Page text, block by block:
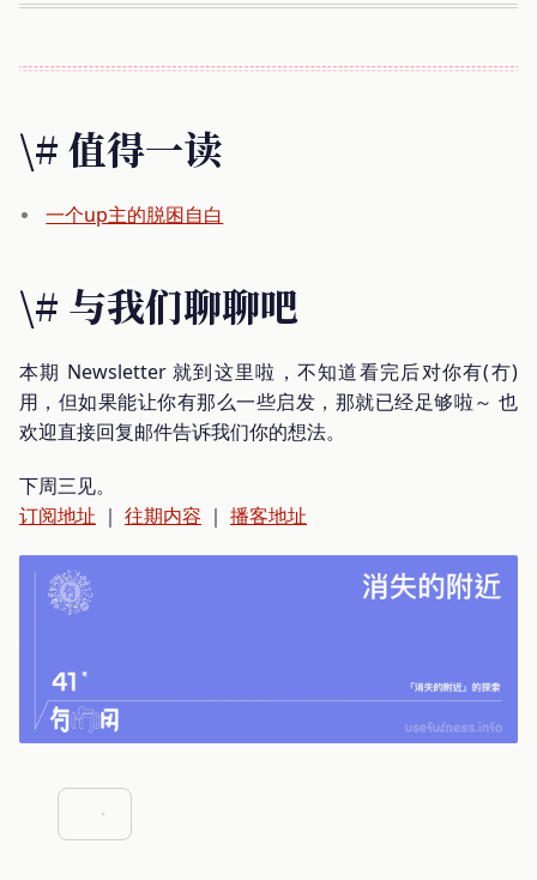
\# 值得一读
一个up主的脱困自白
\# 与我们聊聊吧
本期 Newsletter 就到这里啦，不知道看完后对你有(冇)
用，但如果能让你有那么一些启发，那就已经足够啦～ 也
欢迎直接回复邮件告诉我们你的想法。
下周三见。
订阅地址 ｜ 往期内容 ｜ 播客地址